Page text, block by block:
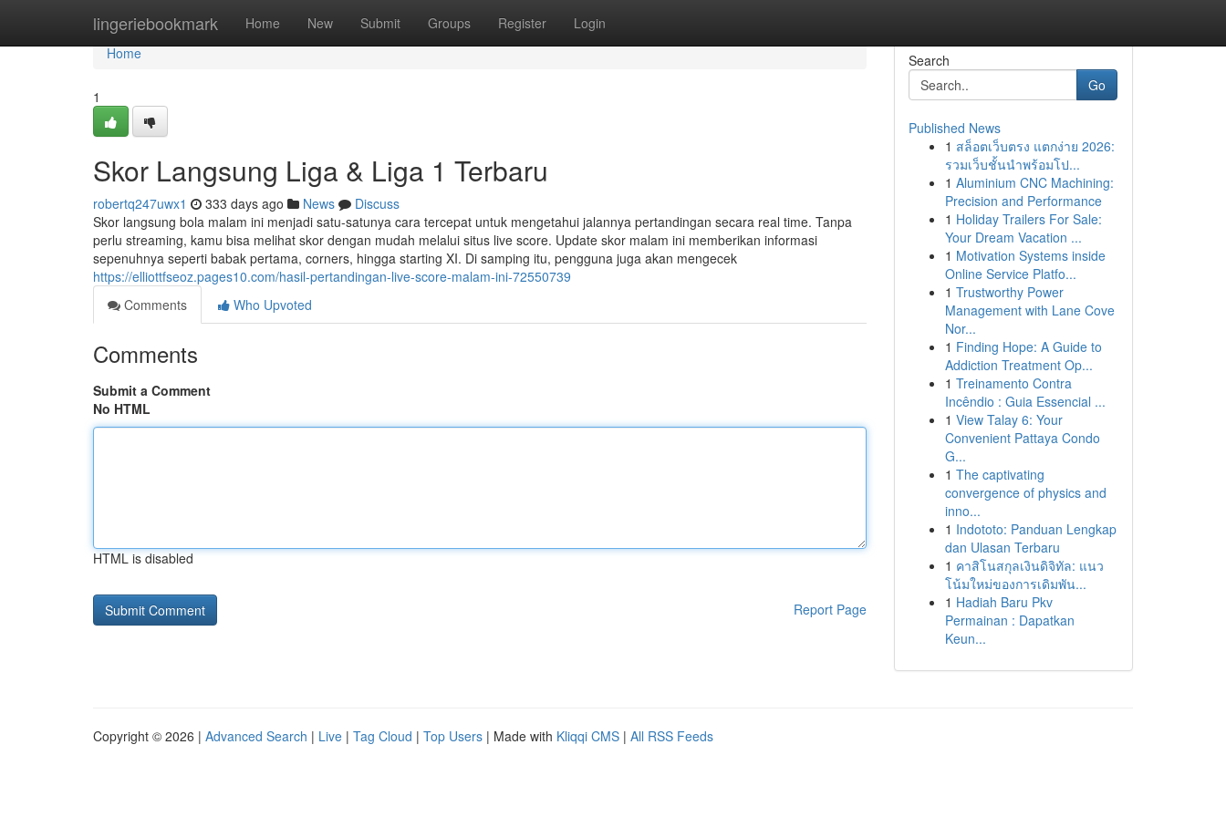
lingeriebookmark Home New Submit Groups Register Login
Home
Home
1
Skor Langsung Liga & Liga 1 Terbaru
robertq247uwx1 333 days ago News
Discuss
Skor langsung bola malam ini menjadi satu-satunya cara tercepat untuk mengetahui jalannya pertandingan secara real time. Tanpa
perlu streaming, kamu bisa melihat skor dengan mudah melalui situs live score. Update skor malam ini memberikan informasi
sepenuhnya seperti babak pertama, corners, hingga starting XI. Di samping itu, pengguna juga akan mengecek
https://elliottfseoz.pages10.com/hasil-pertandingan-live-score-malam-ini-72550739
Comments
Who Upvoted
Comments
Submit a Comment
No HTML
HTML is disabled
Report Page
Search
Go
Published News
1 สล็อตเว็บตรง แตกง่าย 2026:
รวมเว็บชั้นนำพร้อมโป...
1 Aluminium CNC Machining:
Precision and Performance
1 Holiday Trailers For Sale:
Your Dream Vacation ...
1 Motivation Systems inside
Online Service Platfo...
1 Trustworthy Power
Management with Lane Cove
Nor...
1 Finding Hope: A Guide to
Addiction Treatment Op...
1 Treinamento Contra
Incêndio : Guia Essencial ...
1 View Talay 6: Your
Convenient Pattaya Condo
G...
1 The captivating
convergence of physics and
inno...
1 Indototo: Panduan Lengkap
dan Ulasan Terbaru
1 คาสิโนสกุลเงินดิจิทัล: แนว
โน้มใหม่ของการเดิมพัน...
1 Hadiah Baru Pkv
Permainan : Dapatkan
Keun...
Copyright © 2026 | Advanced Search | Live | Tag Cloud | Top Users | Made with Kliqqi CMS | All RSS Feeds